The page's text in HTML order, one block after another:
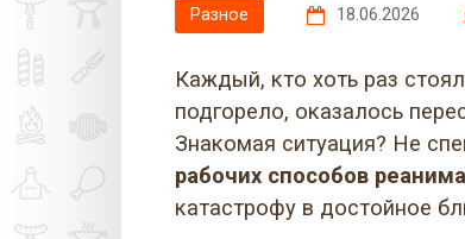
Разное 18.06.2026
Каждый, кто хоть раз
подгорело, оказалось
Знакомая ситуация? Не
рабочих способов
катастрофу в достойное